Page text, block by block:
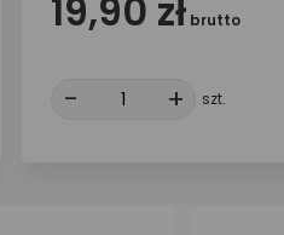
19,90 zł brutto
- + +
szt.